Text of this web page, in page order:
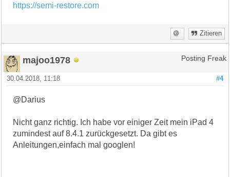
https://semi-restore.com
Zitieren
majoo1978 Posting Freak
#4
30.04.2018, 11:18
@Darius
Nicht ganz richtig. Ich habe vor einiger Zeit mein iPad 4
zumindest auf 8.4.1 zurückgesetzt. Da gibt es
Anleitungen,einfach mal googlen!